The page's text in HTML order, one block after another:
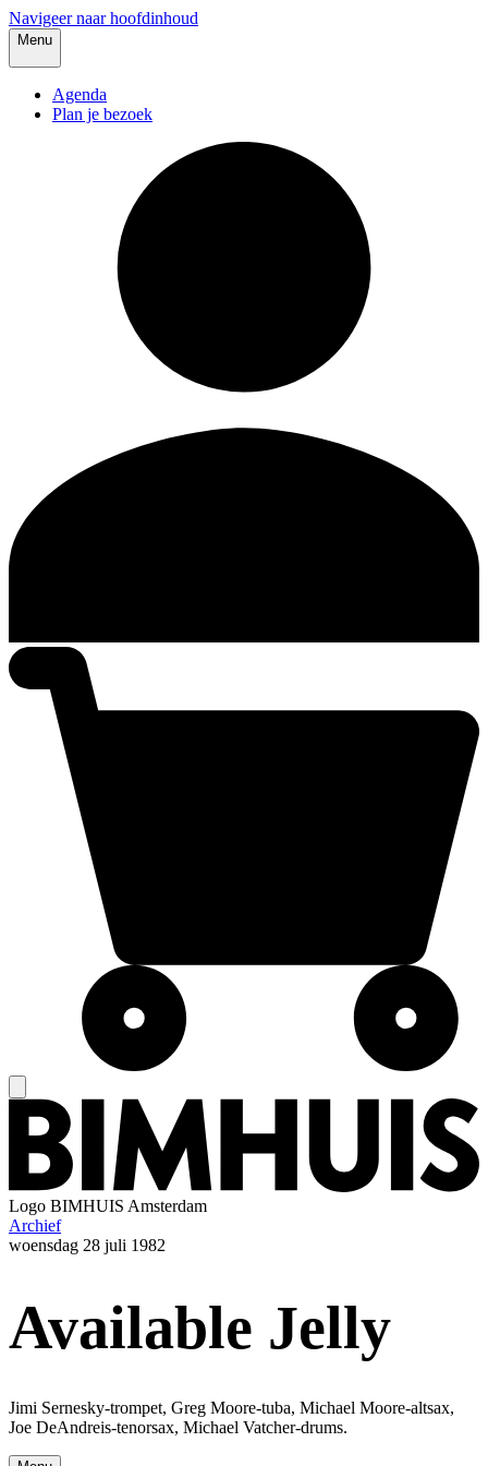
Navigeer naar hoofdinhoud
Menu
Agenda
Plan je bezoek
Logo BIMHUIS Amsterdam
Archief
woensdag 28 juli 1982
Available Jelly
Jimi Sernesky-trompet, Greg Moore-tuba, Michael Moore-altsax,
Joe DeAndreis-tenorsax, Michael Vatcher-drums.